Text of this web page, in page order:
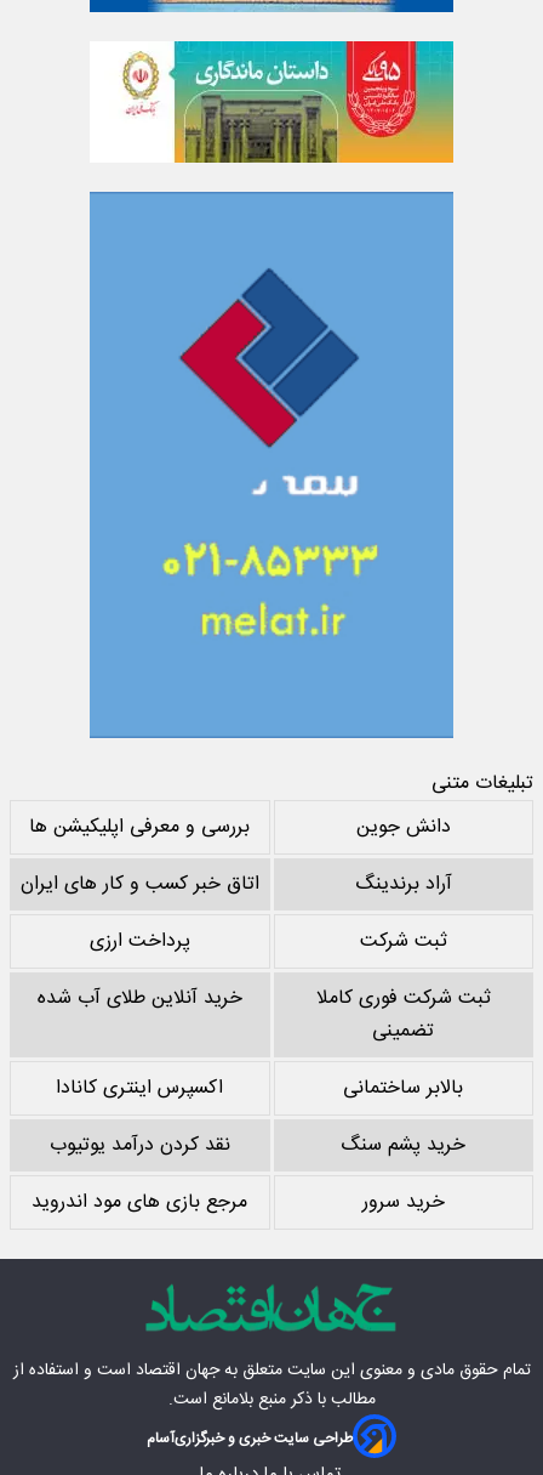
تبلیغات متنی
دانش جوین
بررسی و معرفی اپلیکیشن ها
آراد برندینگ
اتاق خبر کسب و کار های ایران
ثبت شرکت
پرداخت ارزی
ثبت شرکت فوری کاملا
تضمینی
خرید آنلاین طلای آب شده
بالابر ساختمانی
اکسپرس اینتری کانادا
خرید پشم سنگ
نقد کردن درآمد یوتیوب
خرید سرور
مرجع بازی های مود اندروید
تمام حقوق مادی‌ و معنوی این سایت متعلق بهجهان اقتصاد است و استفاده از
مطالب با ذکر منبع بلامانع است.
طراحی سایت خبری و خبرگزاریآسام